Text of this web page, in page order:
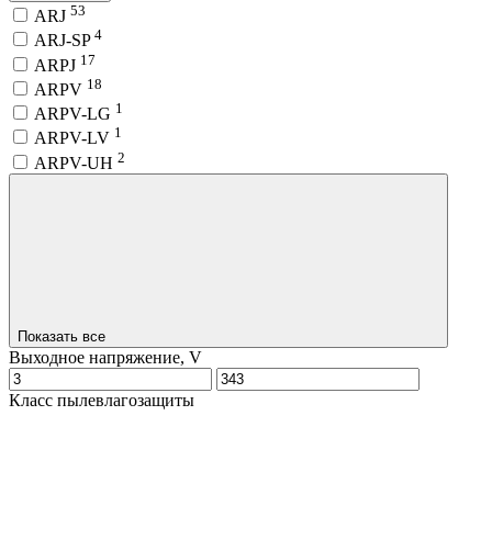
ARJ 53
ARJ-SP 4
ARPJ 17
ARPV 18
ARPV-LG 1
ARPV-LV 1
ARPV-UH 2
Показать все
Выходное напряжение, V
Класс пылевлагозащиты